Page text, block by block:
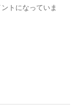
トになっていま